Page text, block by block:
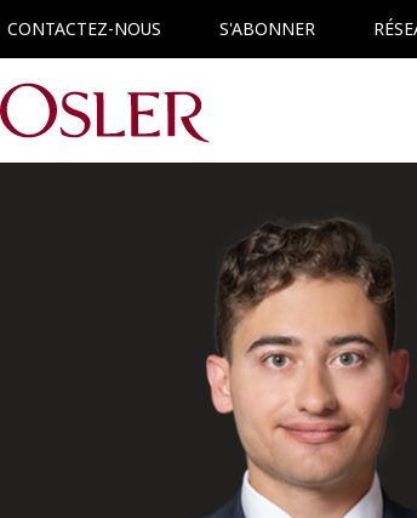
CONTACTEZ-NOUS S'ABONNER
Main Navigation